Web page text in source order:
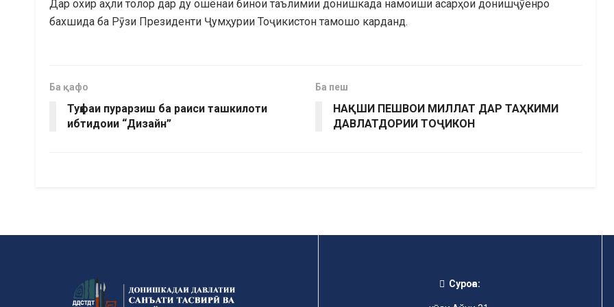
Дар охир аҳли толор дар ду ошёнаи бинои таълимии донишкада намоиши асарҳои донишҷӯёнро
бахшида ба Рӯзи Президенти Ҷумҳурии Тоҷикистон тамошо карданд.
Ба қафо
Туҳфаи пурарзиш ба раиси ташкилоти
ибтидоии “Дизайн”
Ба пеш
НАҚШИ ПЕШВОИ МИЛЛАТ ДАР ТАҲКИМИ
ДАВЛАТДОРИИ ТОҶИКОН
Суроға: